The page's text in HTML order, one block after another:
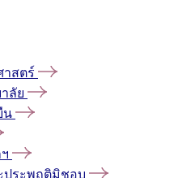
สตร์
ลัย
น
ประพฤติมิชอบ